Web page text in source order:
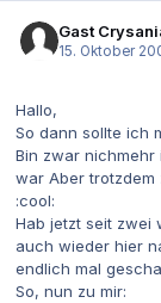
Gast
15. Oktober
Hallo,
So dann sollte ich
Bin zwar nichmehr
war Aber trotzdem
:cool:
Hab jetzt seit zwei
auch wieder hier
endlich mal
So, nun zu mir: